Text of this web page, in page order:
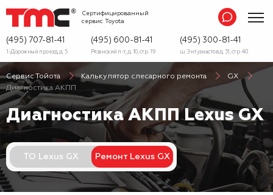
Сертифицированный
сервис Toyota
(495) 707-81-41
1-Дорожный проезд, д. 5
(495) 600-81-41
Рязанский п-т, д. 10, стр. 19
(495) 300-81-41
ш. Энтузиастов д. 31, стр. 40
Сервис Тойота Калькулятор слесарного ремонта
GX
Диагностика АКПП
Диагностика АКПП Lexus GX
ТО Lexus GX Ремонт Lexus GX